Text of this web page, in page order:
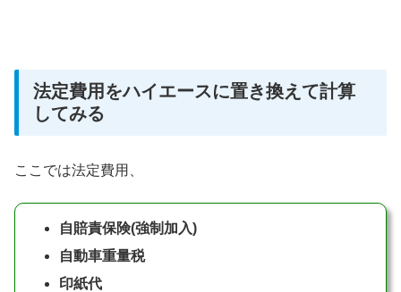
法定費用をハイエースに置き換えて計算
してみる
ここでは法定費用、
自賠責保険(強制加入)
自動車重量税
印紙代